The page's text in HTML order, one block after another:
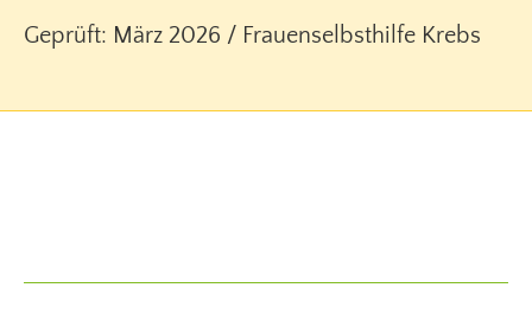
Geprüft: März 2026 / Frauenselbsthilfe Krebs